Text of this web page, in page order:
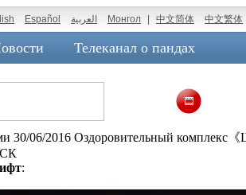
Español العربية Монгол 中文简体 中文繁体
Телеканал о пандах
30/06/2016 Оздоровительный комплекс
: